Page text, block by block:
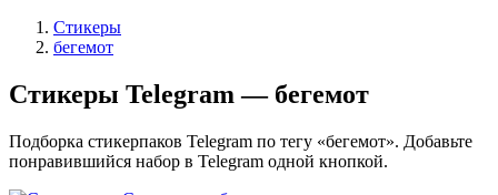
Стикеры
бегемот
Стикеры Telegram — бегемот
Подборка стикерпаков Telegram по тегу «бегемот». Добавьте
понравившийся набор в Telegram одной кнопкой.